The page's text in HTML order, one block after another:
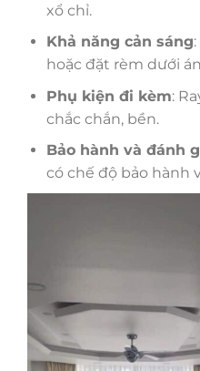
xổ chỉ.
Khả năng cản sáng
hoặc đặt rèm dưới
Phụ kiện đi kèm:
chắc chắn, bền.
Bảo hành và đánh
có chế độ bảo hành